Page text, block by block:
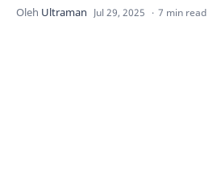
7 min read